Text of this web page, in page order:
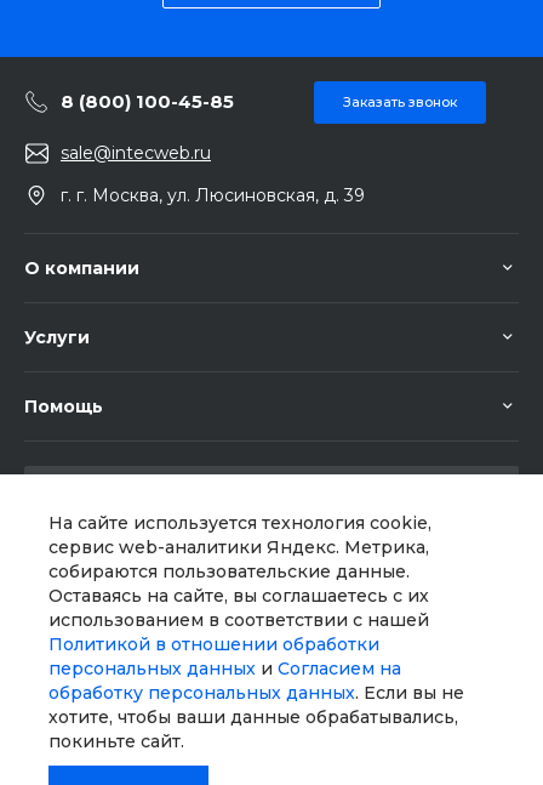
На сайте используется технология cookie,
сервис web-аналитики Яндекс. Метрика,
собираются пользовательские данные.
Оставаясь на сайте, вы соглашаетесь с их
использованием в соответствии с нашей
Политикой в отношении обработки
персональных данных и Согласием на
обработку персональных данных. Если вы не
хотите, чтобы ваши данные обрабатывались,
покиньте сайт.
8 (800) 100-45-85 Заказать звонок
sale@intecweb.ru
г. г. Москва, ул. Люсиновская, д. 39
О компании
Услуги
Помощь
Мы в соц. сетях